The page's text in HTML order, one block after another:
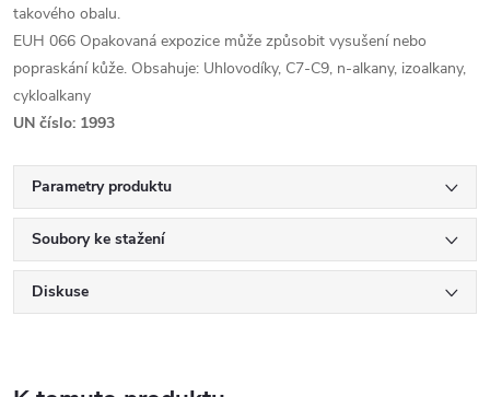
takového obalu.
EUH 066 Opakovaná expozice může způsobit vysušení nebo
popraskání kůže. Obsahuje: Uhlovodíky, C7-C9, n-alkany, izoalkany,
cykloalkany
UN číslo: 1993
Parametry produktu
Soubory ke stažení
Diskuse